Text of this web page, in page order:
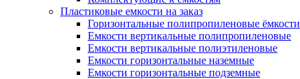
Пластиковые емкости на заказ
Горизонтальные полипропиленовые ёмкости
Емкости вертикальные полипропиленовые
Емкости вертикальные полиэтиленовые
Емкости горизонтальные наземные
Емкости горизонтальные подземные